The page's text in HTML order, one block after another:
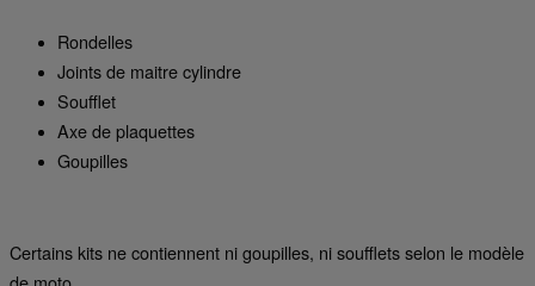
Rondelles
Joints de maitre cylindre
Soufflet
Axe de plaquettes
Goupilles
Certains kits ne contiennent ni goupilles, ni soufflets selon le modèle